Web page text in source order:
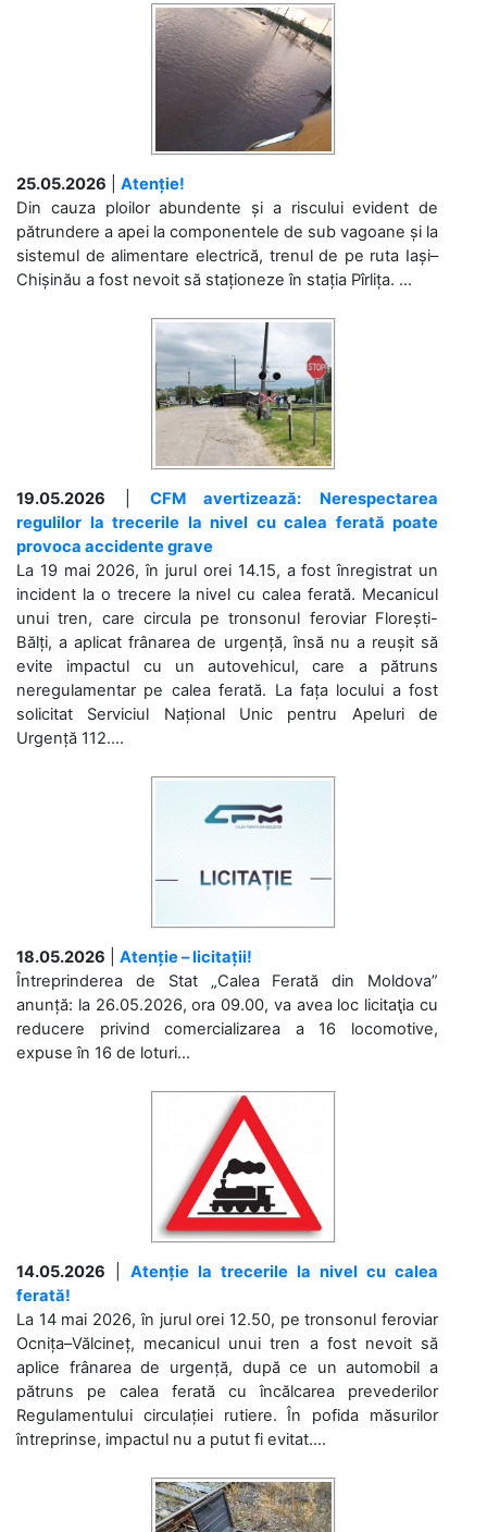
25.05.2026
Atenție!
Din cauza ploilor abundente și a riscului evident de
pătrundere a apei la componentele de sub vagoane și la
sistemul de alimentare electrică, trenul de pe ruta Iași–
Chișinău a fost nevoit să staționeze în stația Pîrlița. ...
19.05.2026
CFM avertizează: Nerespectarea
regulilor la trecerile la nivel cu calea ferată poate
provoca accidente grave
La 19 mai 2026, în jurul orei 14.15, a fost înregistrat un
incident la o trecere la nivel cu calea ferată. Mecanicul
unui tren, care circula pe tronsonul feroviar Florești-
Bălți, a aplicat frânarea de urgență, însă nu a reușit să
evite impactul cu un autovehicul, care a pătruns
neregulamentar pe calea ferată. La fața locului a fost
solicitat Serviciul Național Unic pentru Apeluri de
Urgență 112....
18.05.2026
Atenție – licitații!
Întreprinderea de Stat „Calea Ferată din Moldova”
anunță: la 26.05.2026, ora 09.00, va avea loc licitaţia cu
reducere privind comercializarea a 16 locomotive,
expuse în 16 de loturi...
14.05.2026
Atenție la trecerile la nivel cu calea
ferată!
La 14 mai 2026, în jurul orei 12.50, pe tronsonul feroviar
Ocnița–Vălcineț, mecanicul unui tren a fost nevoit să
aplice frânarea de urgență, după ce un automobil a
pătruns pe calea ferată cu încălcarea prevederilor
Regulamentului circulației rutiere. În pofida măsurilor
întreprinse, impactul nu a putut fi evitat....